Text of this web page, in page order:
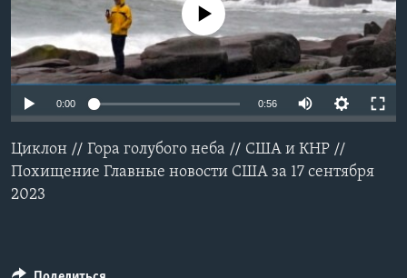
Learning English
СОЦИАЛЬНЫЕ СЕТИ
Языки
No media source currently available
0:00 0:56
Циклон // Гора голубого неба // США и КНР //
Похищение Главные новости США за 17 сентября
2023